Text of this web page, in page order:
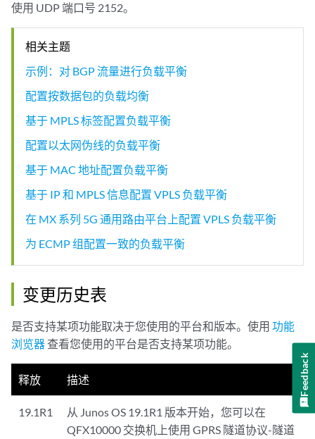
使用 UDP 端口号 2152。
相关主题
示例：对 BGP 流量进行负载平衡
配置按数据包的负载均衡
基于 MPLS 标签配置负载平衡
配置以太网伪线的负载平衡
基于 MAC 地址配置负载平衡
基于 IP 和 MPLS 信息配置 VPLS 负载平衡
在 MX 系列 5G 通用路由平台上配置 VPLS 负载平衡
为 ECMP 组配置一致的负载平衡
变更历史表
是否支持某项功能取决于您使用的平台和版本。使用 功能
浏览器查看您使用的平台是否支持某项功能。
释放 描述
19.1R1
从 Junos OS 19.1R1 版本开始，您可以在
QFX10000 交换机上使用 GPRS 隧道协议-隧道
Feedback